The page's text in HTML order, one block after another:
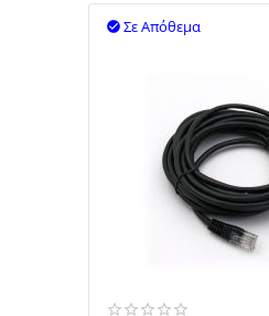
Σε Απόθεμα
